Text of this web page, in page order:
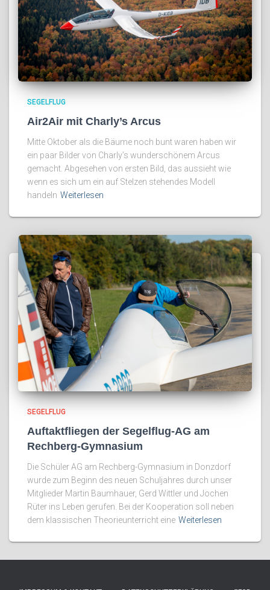
SEGELFLUG
Air2Air mit Charly’s Arcus
Mitte Oktober als die Bäume noch bunt waren haben wir
ein paar Bilder von Charly’s wunderschönem Arcus
gemacht. Abgesehen von ersten Bild, das aussieht wie
wenn es sich um ein auf Stelzen stehendes Modell
handeln Weiterlesen
SEGELFLUG
Auftaktfliegen der Segelflug-AG am
Rechberg-Gymnasium
Die Schüler AG am Rechberg-Gymnasium in Donzdorf
wurde zum Beginn des neuen Schuljahres durch unser
Mitglieder Martin Baumhauer, Gerd Wittler und Jochen
Rüter ins Leben gerufen. Bei der Kooperation soll neben
dem klassischen Theorieunterricht eine Weiterlesen